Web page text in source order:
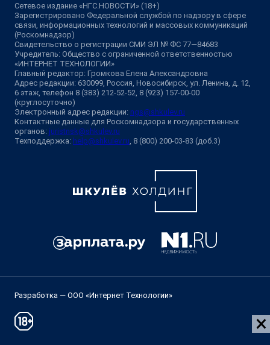
Сетевое издание «НГС.НОВОСТИ» (18+)
Зарегистрировано Федеральной службой по надзору в сфере
связи, информационных технологий и массовых коммуникаций
(Роскомнадзор)
Свидетельство о регистрации СМИ ЭЛ № ФС 77—84683
Учредитель: Общество с ограниченной ответственностью
«ИНТЕРНЕТ ТЕХНОЛОГИИ»
Главный редактор: Громкова Елена Александровна
Адрес редакции: 630099, Россия, Новосибирск, ул. Ленина, д. 12,
6 этаж, телефон 8 (383) 212-52-52, 8 (923) 157-00-00
(круглосуточно)
Электронный адрес редакции: ngs@shkulev.ru
Контактные данные для Роскомнадзора и государственных
органов: juristnsk@shkulev.ru
Техподдержка: help@shkulev.ru , 8 (800) 200-03-83 (доб.3)
Разработка — ООО «Интернет Технологии»